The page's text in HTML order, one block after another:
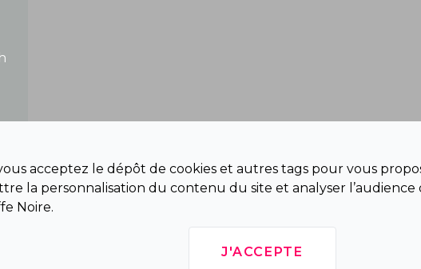
acceptez le dépôt de cookies et autres tags pour vous
la personnalisation du contenu du site et analyser
Noire.
J'ACCEPTE